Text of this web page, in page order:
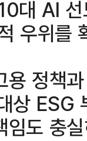
대 AI 선
우위를
용 정책
상 ESG
도 충